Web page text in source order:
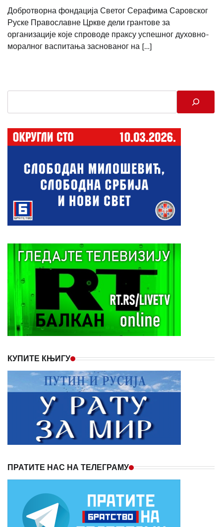
Добротворна фондација Светог Серафима Саровског
Руске Православне Цркве дели грантове за
организације које спроводе праксу успешног духовно-
моралног васпитања заснованог на […]
КУПИТЕ КЊИГУ
ПРАТИТЕ НАС НА ТЕЛЕГРАМУ